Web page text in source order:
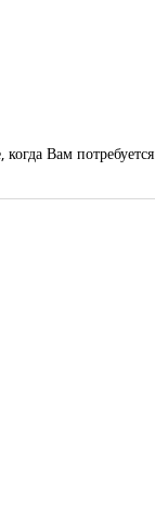
Вам потребуется